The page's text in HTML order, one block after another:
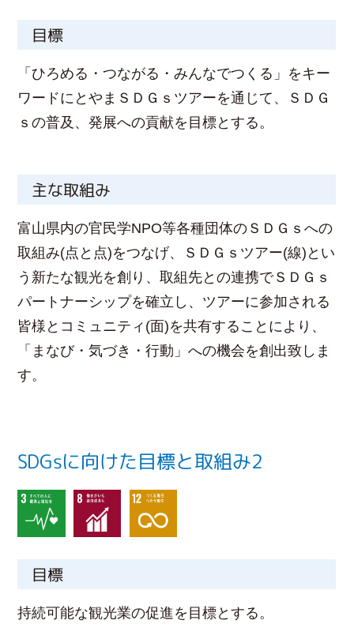
目標
「ひろめる・つながる・みんなでつくる」をキー
ワードにとやまＳＤＧｓツアーを通じて、ＳＤＧ
ｓの普及、発展への貢献を目標とする。
主な取組み
富山県内の官民学NPO等各種団体のＳＤＧｓへの
取組み(点と点)をつなげ、ＳＤＧｓツアー(線)とい
う新たな観光を創り、取組先との連携でＳＤＧｓ
パートナーシップを確立し、ツアーに参加される
皆様とコミュニティ(面)を共有することにより、
「まなび・気づき・行動」への機会を創出致しま
す。
SDGsに向けた目標と取組み2
目標
持続可能な観光業の促進を目標とする。